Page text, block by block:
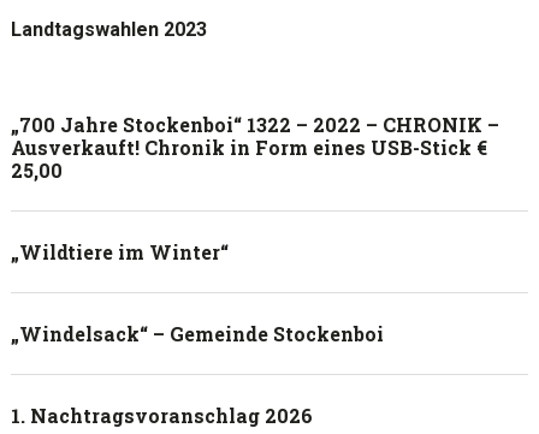
Landtagswahlen 2023
„700 Jahre Stockenboi“ 1322 – 2022 – CHRONIK –
Ausverkauft! Chronik in Form eines USB-Stick €
25,00
„Wildtiere im Winter“
„Windelsack“ – Gemeinde Stockenboi
1. Nachtragsvoranschlag 2026